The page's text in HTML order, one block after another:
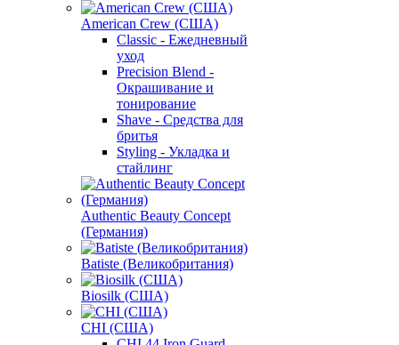
American Crew (США)
Classic - Ежедневный
уход
Precision Blend -
Окрашивание и
тонирование
Shave - Средства для
бритья
Styling - Укладка и
стайлинг
Authentic Beauty Concept
(Германия)
Batiste (Великобритания)
Biosilk (США)
CHI (США)